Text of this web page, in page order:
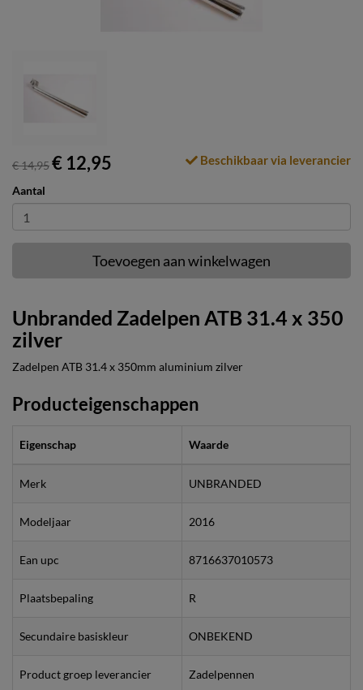
€ 14,95€ 12,95 Beschikbaar via leverancier
Aantal
Toevoegen aan winkelwagen
Unbranded Zadelpen ATB 31.4 x 350
zilver
Zadelpen ATB 31.4 x 350mm aluminium zilver
Producteigenschappen
Eigenschap Waarde
Merk UNBRANDED
Modeljaar 2016
Ean upc 8716637010573
Plaatsbepaling R
Secundaire basiskleur ONBEKEND
Product groep leverancier Zadelpennen